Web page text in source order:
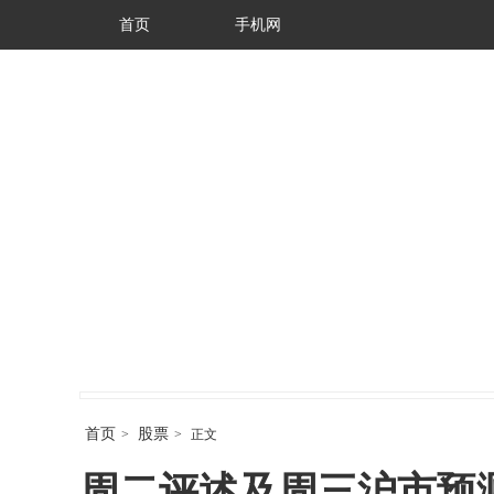
首页 手机网
首页 > 股票 > 正文